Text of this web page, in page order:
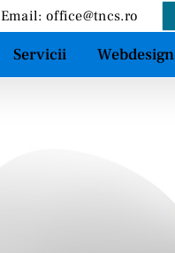
Email: office@tncs.ro
Servicii Webdesign